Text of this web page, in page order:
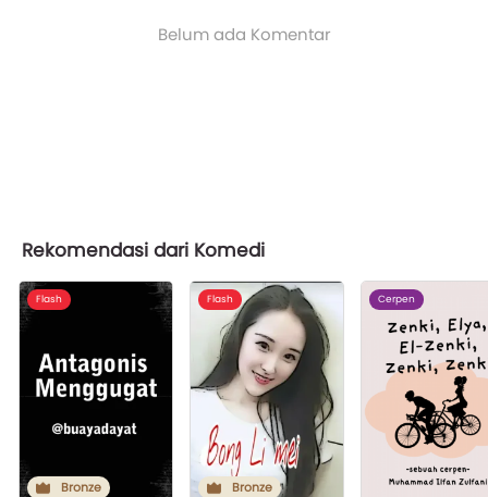
Belum ada Komentar
Rekomendasi dari Komedi
Flash
Bronze
Flash
Bronze
Cerpen